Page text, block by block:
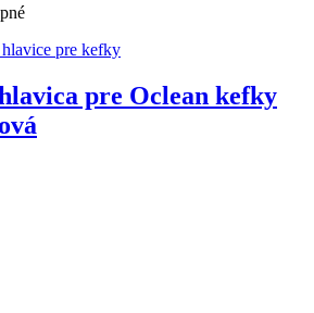
pre kefky
pre Oclean kefky